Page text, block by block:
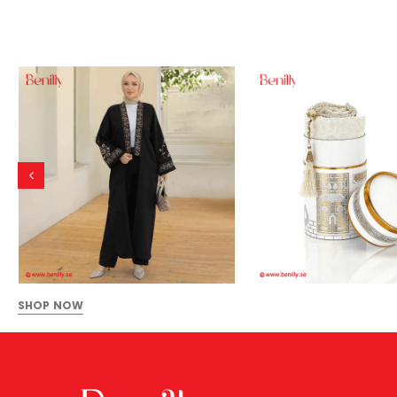
SHOP NOW